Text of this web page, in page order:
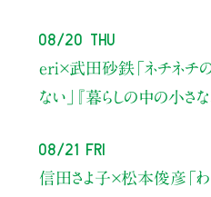
08/20 Thu
eri×武田砂鉄「ネチネチ
ない」
『暮らしの中の小さ
08/21 Fri
信田さよ子×松本俊彦 「